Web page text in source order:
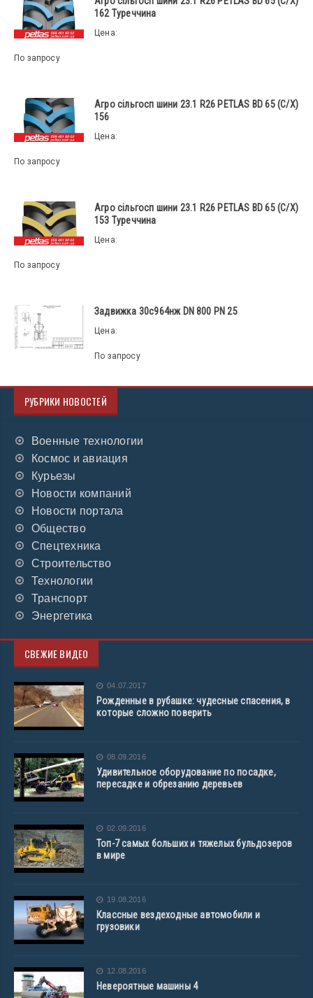
162 Туреччина
Цена:
По запросу
Агро сільгосп шини 23.1 R26 PETLAS BD 65 (С/Х)
156
Цена:
По запросу
Агро сільгосп шини 23.1 R26 PETLAS BD 65 (С/Х)
153 Туреччина
Цена:
По запросу
Задвижка 30с964нж DN 800 PN 25
Цена:
По запросу
РУБРИКИ НОВОСТЕЙ
Военные технологии
Космос и авиация
Курьезы
Новости компаний
Новости портала
Общество
Спецтехника
Строительство
Технологии
Транспорт
Энергетика
СВЕЖИЕ ВИДЕО
04.07.2017
Рожденные в рубашке: чудесные спасения, в
которые сложно поверить
08.09.2016
Удивительное оборудование по посадке,
пересадке и обрезанию деревьев
02.09.2016
Топ-7 самых больших и тяжелых бульдозеров
в мире
19.08.2016
Классные вездеходные автомобили и
грузовики
12.08.2016
Невероятные машины 4